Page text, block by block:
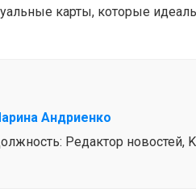
карты, которые
Андриенко
Редактор новостей,